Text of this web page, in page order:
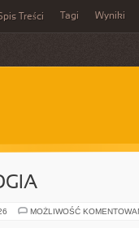
Treści Tagi Wyniki
MOŻLIWOŚĆ